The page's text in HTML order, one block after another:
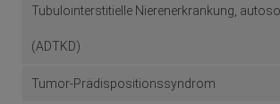
Tubulointerstitielle Nierenerkrankung,
(ADTKD)
Tumor-Prädispositionssyndrom